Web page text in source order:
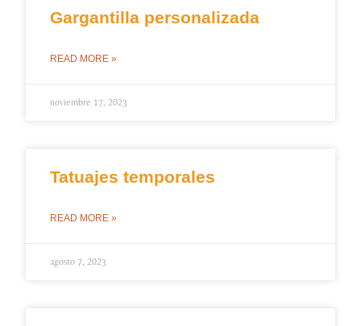
Gargantilla personalizada
READ MORE »
noviembre 17, 2023
Tatuajes temporales
READ MORE »
agosto 7, 2023